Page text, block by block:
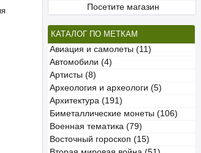
Посетите магазин
КАТАЛОГ ПО МЕТКАМ
Авиация и самолеты (11)
Автомобили (4)
Артисты (8)
Археология и археологи (5)
Архитектура (191)
Биметаллические монеты (106)
Военная тематика (79)
Восточный гороскоп (15)